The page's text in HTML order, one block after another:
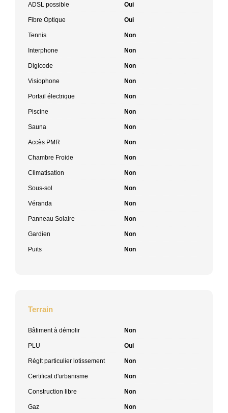
ADSL possible Oui
Fibre Optique Oui
Tennis Non
Interphone Non
Digicode Non
Visiophone Non
Portail électrique Non
Piscine Non
Sauna Non
Accès PMR Non
Chambre Froide Non
Climatisation Non
Sous-sol Non
Véranda Non
Panneau Solaire Non
Gardien Non
Puits Non
Terrain
Bâtiment à démolir Non
PLU Oui
Réglt particulier lotissement Non
Certificat d'urbanisme Non
Construction libre Non
Gaz Non